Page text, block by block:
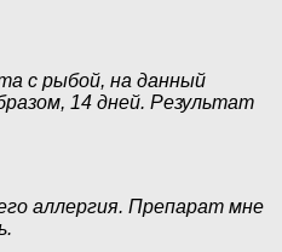
с рыбой, на данный
14 дней. Результат
аллергия. Препарат мне